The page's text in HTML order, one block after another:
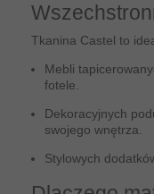
Tkanina Castel to
Mebli
fotele.
Dekoracyjnych
swojego wnętrza.
Stylowych